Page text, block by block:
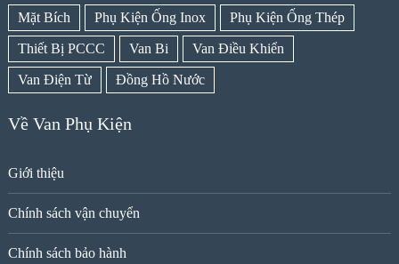
Mặt Bích Phụ Kiện Ống Inox Phụ Kiện Ống Thép
Thiết Bị PCCC Van Bi Van Điều Khiển
Van Điện Từ Đồng Hồ Nước
Về Van Phụ Kiện
Giới thiệu
Chính sách vận chuyển
Chính sách bảo hành